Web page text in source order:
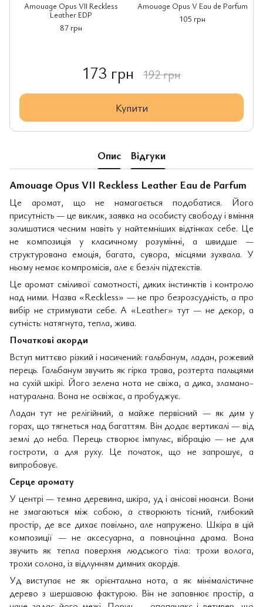
Amouage Opus VII Reckless
Leather EDP
87 грн
Amouage Opus V Eau de Parfum
105 грн
173 грн 192 грн
Купити
Опис Відгуки
Amouage Opus VII Reckless Leather Eau de Parfum
Це аромат, що не намагається подобатися. Його
присутність — це виклик, заявка на особисту свободу і вміння
залишатися чесним навіть у найтемніших відтінках себе. Це
не композиція у класичному розумінні, а швидше —
структурована емоція, багата, сувора, місцями зухвала. У
ньому немає компромісів, але є безліч підтекстів.
Це аромат сміливої самотності, диких інстинктів і контролю
над ними. Назва «Reckless» — не про безрозсудність, а про
вибір не стримувати себе. А «Leather» тут — не декор, а
сутність: натягнута, тепла, жива.
Початкові акорди
Вступ миттєво різкий і насичений: гальбанум, ладан, рожевий
перець. Гальбанум звучить як гірка трава, розтерта пальцями
на сухій шкірі. Його зелена нота не свіжа, а дика, зламано-
натуральна. Вона не освіжає, а пробуджує.
Ладан тут не релігійний, а майже первісний — як дим у
горах, що тягнеться над багаттям. Він додає вертикалі — від
землі до неба. Перець створює імпульс, вібрацію — не для
гостроти, а для руху. Це початок, що не запрошує, а
випробовує.
Серце аромату
У центрі — темна деревина, шкіра, уд і анісові нюанси. Вони
не змагаються між собою, а створюють тісний, глибокий
простір, де все дихає повільно, але напружено. Шкіра в цій
композиції — не аксесуарна, а повноцінна драма. Вона
звучить як тепла поверхня людського тіла: трохи волога,
трохи солона, із відлунням димних акордів.
Уд виступає не як орієнтальна нота, а як мінімалістичне
дерево з шершавою фактурою. Він не заповнює простір, а